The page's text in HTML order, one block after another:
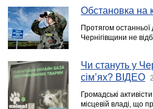
Обстановка на
Протягом
Чернігівщини не
Чи стануть у
сім’ях? ВІДЕО
Громадські
місцевій владі, що